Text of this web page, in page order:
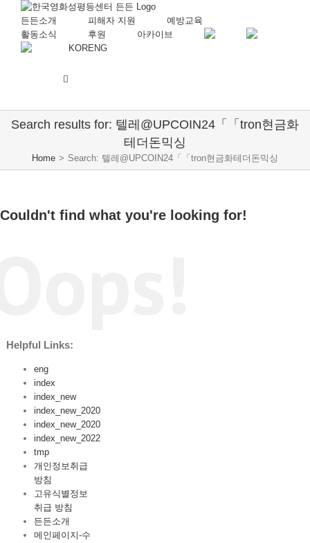
든든소개 피해자 지원
예방교육
활동소식
후원
아카이브
KORENG
Search results for: 텔레@UPCOIN24「「tron현금화
테더돈믹싱
Home > Search: 텔레@UPCOIN24「「tron현금화테더돈믹싱
Couldn't find what you're looking for!
Helpful Links:
eng
index
index_new
index_new_2020
index_new_2020
index_new_2022
tmp
개인정보취급
방침
고유식별정보
취급 방침
든든소개
메인페이지-수